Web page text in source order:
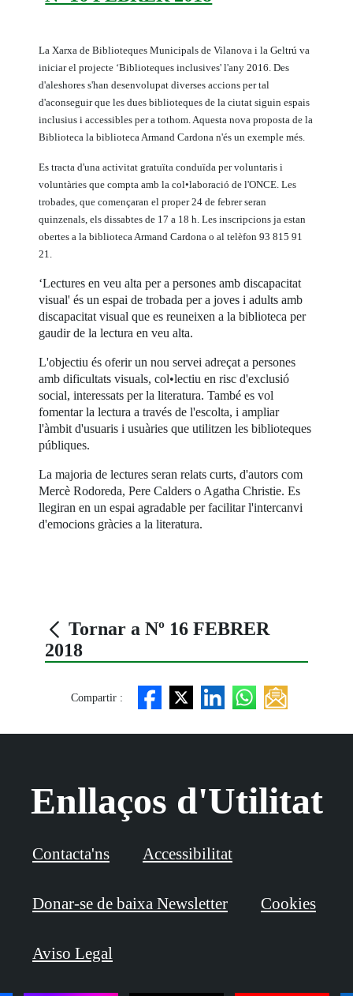
La Xarxa de Biblioteques Municipals de Vilanova i la Geltrú va
iniciar el projecte ‘Biblioteques inclusives' l'any 2016. Des
d'aleshores s'han desenvolupat diverses accions per tal
d'aconseguir que les dues biblioteques de la ciutat siguin espais
inclusius i accessibles per a tothom. Aquesta nova proposta de la
Bibliotecala biblioteca Armand Cardonan'és un exemple més.
Es tracta d'una activitat gratuïta conduïda per voluntaris i
voluntàries que compta amb la col•laboració de l'ONCE. Les
trobades, que començaran el proper 24 de febrer seran
quinzenals, els dissabtes de 17 a 18 h. Les inscripcions ja estan
obertes a la biblioteca Armand Cardona o al telèfon 93 815 91
21.
‘Lectures en veu alta per a persones amb discapacitat
visual' és un espai de trobada per a joves i adults amb
discapacitat visual que es reuneixen a la biblioteca per
gaudir de la lectura en veu alta.
L'objectiu és oferir un nou servei adreçat a persones
amb dificultats visuals, col•lectiu en risc d'exclusió
social, interessats per la literatura. També es vol
fomentar la lectura a través de l'escolta, i ampliar
l'àmbit d'usuaris i usuàries que utilitzen les biblioteques
públiques.
La majoria de lectures seran relats curts, d'autors com
Mercè Rodoreda, Pere Calders o Agatha Christie. Es
llegiran en un espai agradable per facilitar l'intercanvi
d'emocions gràcies a la literatura.
Tornar a Nº 16 FEBRER
2018
Compartir :
Enllaços d'Utilitat
Contacta'ns Accessibilitat
Donar-se de baixa Newsletter Cookies
Aviso Legal